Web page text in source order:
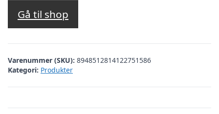
Gå til shop
Varenummer (SKU): 8948512814122751586
Kategori: Produkter